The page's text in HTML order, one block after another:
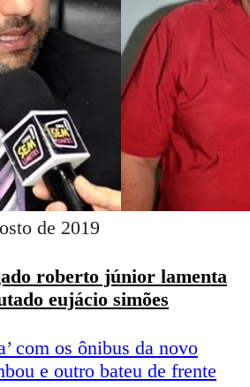
de 2019
roberto júnior lamenta
eujácio simões